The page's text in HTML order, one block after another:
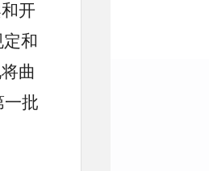
开
和
曲
一批